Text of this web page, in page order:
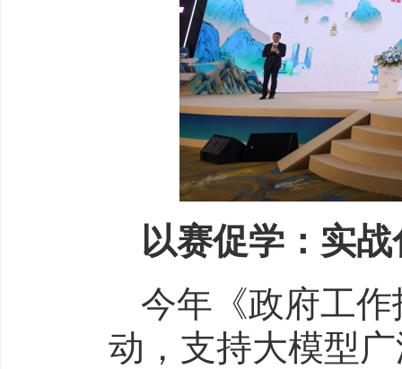
以赛促学：实
今年《政府工
动，支持大模型